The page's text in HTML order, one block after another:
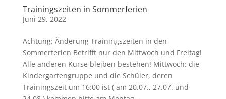
Trainingszeiten in Sommerferien
Juni 29, 2022
Achtung: Änderung Trainingszeiten in den
Sommerferien Betrifft nur den Mittwoch und Freitag!
Alle anderen Kurse bleiben bestehen! Mittwoch: die
Kindergartengruppe und die Schüler, deren
Trainingszeit um 16:00 ist ( am 20.07., 27.07. und